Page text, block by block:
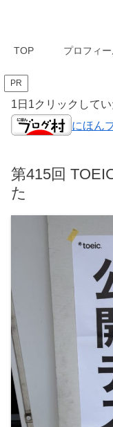
TOP プロフィ
PR
1日1クリックして
にほん
第415回
た